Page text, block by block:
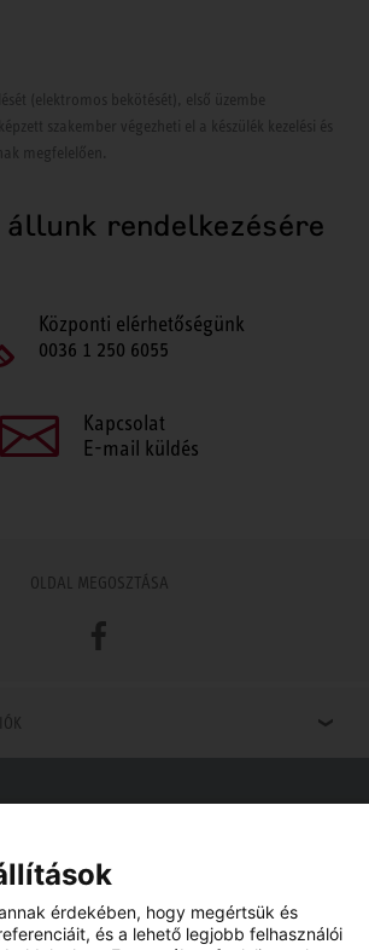
(elektromos bekötését), első üzembe
szakember végezheti el a készülék kezelési és
megfelelően.
állunk rendelkezésére
Központi elérhetőségünk
0036 1 250 6055
Kapcsolat
E-mail küldés
OLDAL MEGOSZTÁSA
Facebook
Ön közelében? Nem probléma.
érdekében, hogy megértsük és
és a lehető legjobb felhasználói